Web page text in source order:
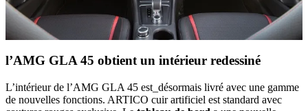
l’AMG GLA 45 obtient un intérieur redessiné
L’intérieur de l’AMG GLA 45 est_désormais livré avec une gamme
de nouvelles fonctions. ARTICO cuir artificiel est standard avec